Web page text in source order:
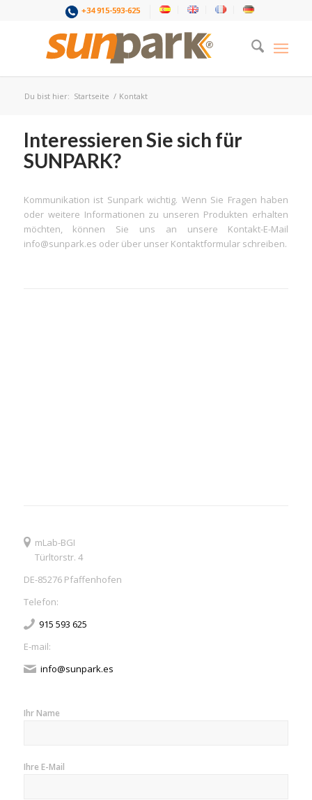
+34 915-593-625
Du bist hier: Startseite / Kontakt
Interessieren Sie sich für
SUNPARK?
Kommunikation ist Sunpark wichtig. Wenn Sie Fragen haben
oder weitere Informationen zu unseren Produkten erhalten
möchten, können Sie uns an unsere Kontakt-E-Mail
info@sunpark.es oder über unser Kontaktformular schreiben.
mLab-BGI
Türltorstr. 4
DE-85276 Pfaffenhofen
Telefon:
915 593 625
E-mail:
info@sunpark.es
Ihr Name
Ihre E-Mail